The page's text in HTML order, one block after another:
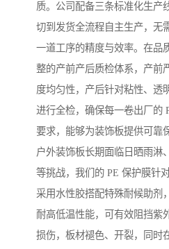
质。公司配备三条标准化生产
切到发货全流程自主生产，无
一道工序的精度与效率。在品
整的产前产后质检体系，产前
度均匀性，产后针对粘性、透
进行全检，确保每一卷出厂的
要求，能够为装饰板提供可靠
户外装饰板长期面临日晒雨淋
等挑战，我们的 PE 保护膜针
采用水性胶搭配特殊耐候助剂
耐高低温性能，可有效阻挡紫
损伤，板材褪色、开裂，同